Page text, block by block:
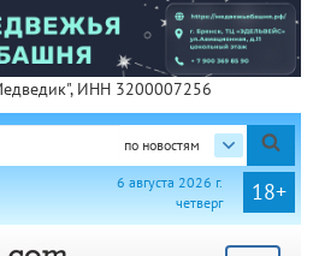
ИНН 3200007256
по новостям
18+
6 августа 2026 г.
четверг